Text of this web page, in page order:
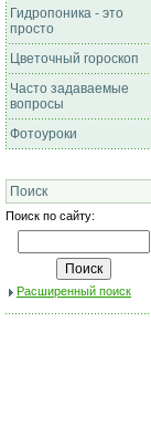
Гидропоника - это
просто
Цветочный гороскоп
Часто задаваемые
вопросы
Фотоуроки
Поиск
Поиск по сайту:
Расширенный поиск